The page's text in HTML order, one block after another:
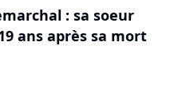
: sa soeur
ans après sa mort